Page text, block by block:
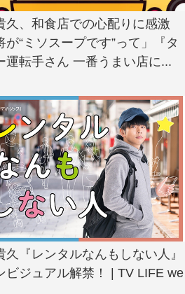
久、和食店での心配りに感激
が“ミソスープです”って」『タ
運転手さん 一番うまい店に...
久『レンタルなんもしない人』
ビジュアル解禁！ | TV LIFE we